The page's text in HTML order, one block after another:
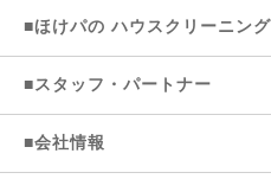
■ほけパの ハウスクリーニング
■スタッフ・パートナー
■会社情報